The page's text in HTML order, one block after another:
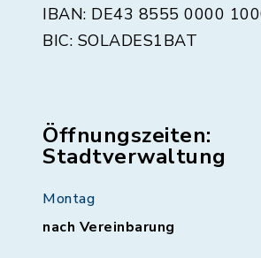
IBAN: DE43 8555 0000
BIC: SOLADES1BAT
Öffnungszeiten:
Stadtverwaltung
Montag
nach Vereinbarung